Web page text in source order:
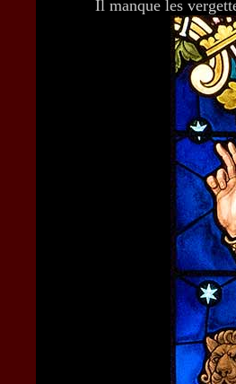
Il manque les